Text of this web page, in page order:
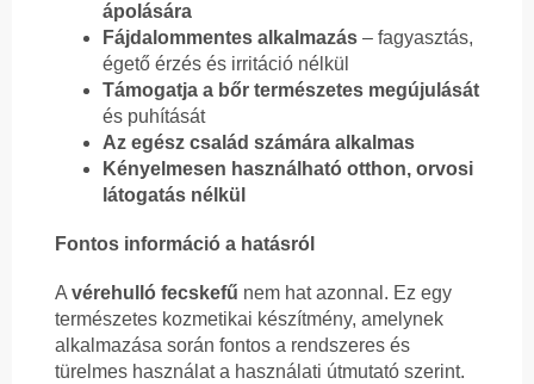
ápolására
Fájdalommentes alkalmazás – fagyasztás,
égető érzés és irritáció nélkül
Támogatja a bőr természetes megújulását
és puhítását
Az egész család számára alkalmas
Kényelmesen használható otthon, orvosi
látogatás nélkül
Fontos információ a hatásról
A vérehulló fecskefű nem hat azonnal. Ez egy
természetes kozmetikai készítmény, amelynek
alkalmazása során fontos a rendszeres és
türelmes használat a használati útmutató szerint.